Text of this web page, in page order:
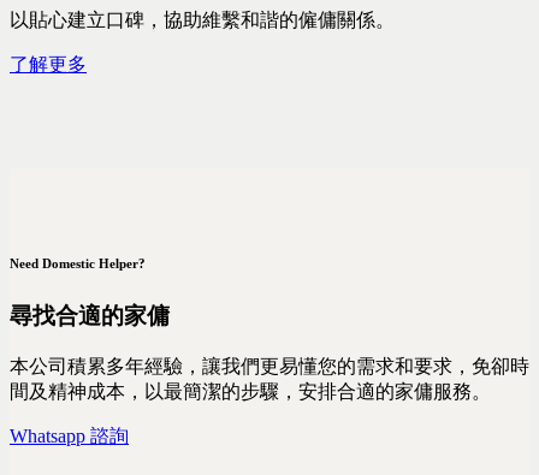
以貼心建立口碑，協助維繫和諧的僱傭關係。
了解更多
Need Domestic Helper?
尋找合適的家傭
本公司積累多年經驗，讓我們更易懂您的需求和要求，免卻時
間及精神成本，以最簡潔的步驟，安排合適的家傭服務。
Whatsapp 諮詢